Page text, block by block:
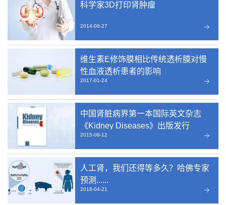
科学家3D打印肾肿瘤
2014-08-27
维生素E修饰膜相比传统透析膜对慢
性血液透析患者的影响
2017-01-24
中国肾脏病界第一本国际英文杂志
《Kidney Diseases》出版发行
2015-08-12
人工肾，我们还得等多久？哈佛专家
预测......
2018-04-21